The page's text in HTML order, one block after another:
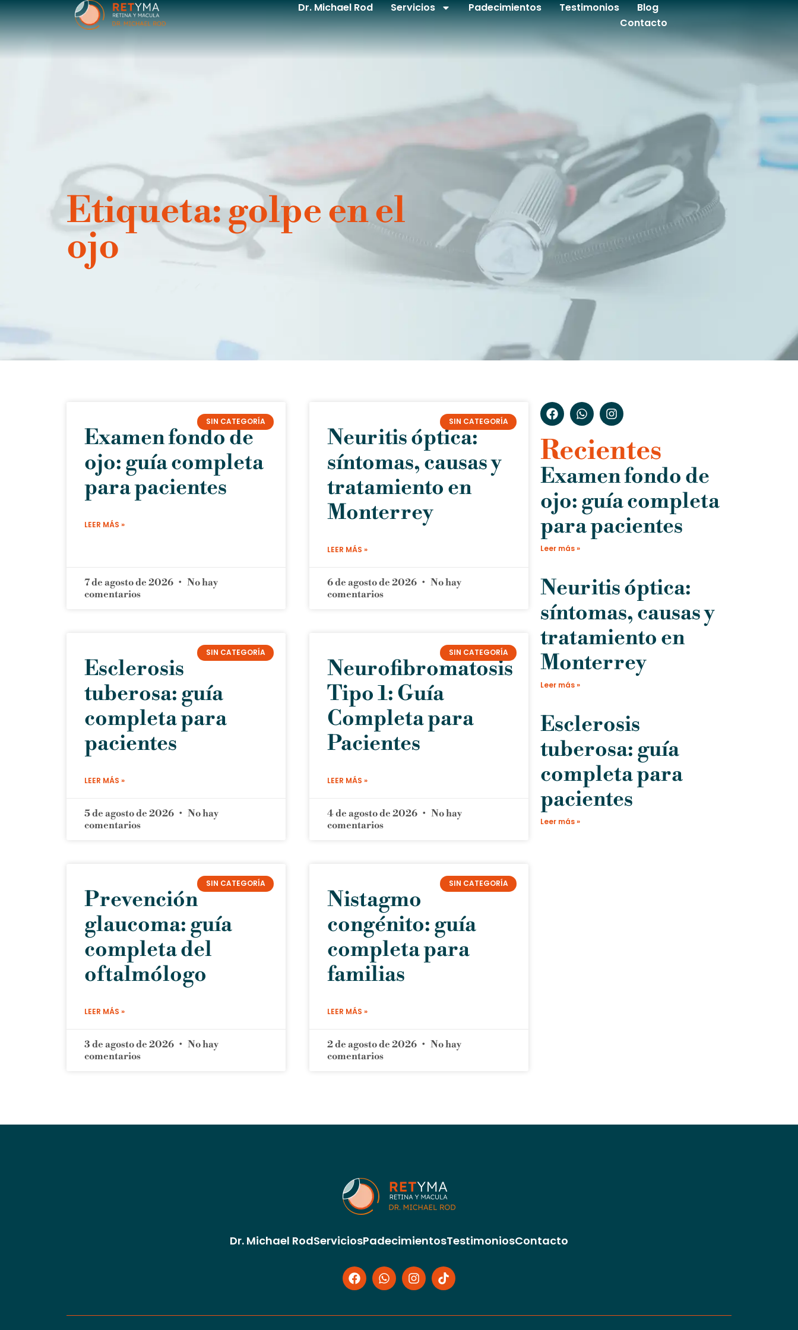
contenido Dr. Michael Rod Servicios Padecimientos Testimonios
Blog
Contacto
Etiqueta: golpe en el
ojo
SIN CATEGORÍA
Examen fondo de
ojo: guía completa
para pacientes
LEER MÁS »
7 de agosto de 2026
No hay
comentarios
SIN CATEGORÍA
Neuritis óptica:
síntomas, causas y
tratamiento en
Monterrey
LEER MÁS »
6 de agosto de 2026
No hay
comentarios
SIN CATEGORÍA
Esclerosis
tuberosa: guía
completa para
pacientes
LEER MÁS »
5 de agosto de 2026
No hay
comentarios
SIN CATEGORÍA
Neurofibromatosis
Tipo 1: Guía
Completa para
Pacientes
LEER MÁS »
4 de agosto de 2026
No hay
comentarios
SIN CATEGORÍA
Prevención
glaucoma: guía
completa del
oftalmólogo
LEER MÁS »
3 de agosto de 2026
No hay
comentarios
SIN CATEGORÍA
Nistagmo
congénito: guía
completa para
familias
LEER MÁS »
2 de agosto de 2026
No hay
comentarios
Recientes
Examen fondo de
ojo: guía completa
para pacientes
Leer más »
Neuritis óptica:
síntomas, causas y
tratamiento en
Monterrey
Leer más »
Esclerosis
tuberosa: guía
completa para
pacientes
Leer más »
Dr. Michael RodServiciosPadecimientosTestimoniosContacto